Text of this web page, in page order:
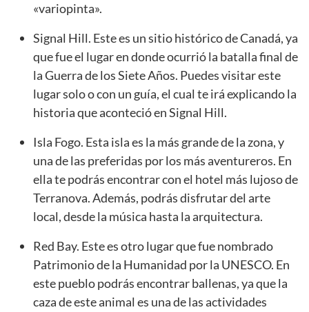
«variopinta».
Signal Hill. Este es un sitio histórico de Canadá, ya
que fue el lugar en donde ocurrió la batalla final de
la Guerra de los Siete Años. Puedes visitar este
lugar solo o con un guía, el cual te irá explicando la
historia que aconteció en Signal Hill.
Isla Fogo. Esta isla es la más grande de la zona, y
una de las preferidas por los más aventureros. En
ella te podrás encontrar con el hotel más lujoso de
Terranova. Además, podrás disfrutar del arte
local, desde la música hasta la arquitectura.
Red Bay. Este es otro lugar que fue nombrado
Patrimonio de la Humanidad por la UNESCO. En
este pueblo podrás encontrar ballenas, ya que la
caza de este animal es una de las actividades